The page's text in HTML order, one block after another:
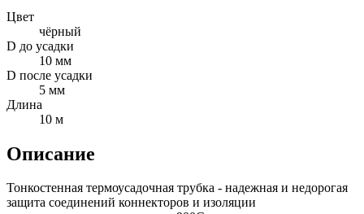
Цвет
чёрный
D до усадки
10 мм
D после усадки
5 мм
Длина
10 м
Описание
Тонкостенная термоусадочная трубка - надежная и недорогая
защита соединений коннекторов и изоляции